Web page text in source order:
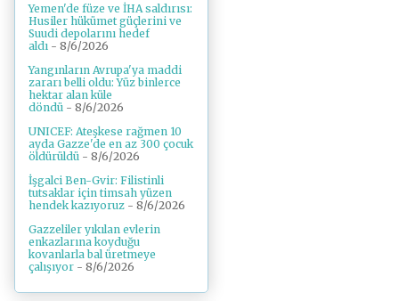
Yemen'de füze ve İHA saldırısı:
Husiler hükümet güçlerini ve
Suudi depolarını hedef
aldı - 8/6/2026
Yangınların Avrupa'ya maddi
zararı belli oldu: Yüz binlerce
hektar alan küle
döndü - 8/6/2026
UNICEF: Ateşkese rağmen 10
ayda Gazze'de en az 300 çocuk
öldürüldü - 8/6/2026
İşgalci Ben-Gvir: Filistinli
tutsaklar için timsah yüzen
hendek kazıyoruz - 8/6/2026
Gazzeliler yıkılan evlerin
enkazlarına koyduğu
kovanlarla bal üretmeye
çalışıyor - 8/6/2026